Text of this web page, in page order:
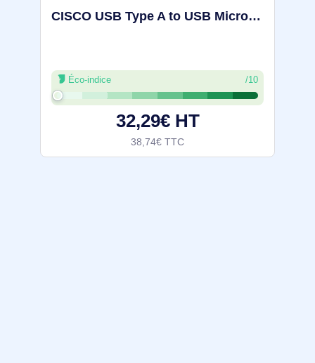
CISCO USB Type A to USB Micro-B 2m - CAB-USB-UB=
Éco-indice /10
32,29€ HT
38,74€ TTC